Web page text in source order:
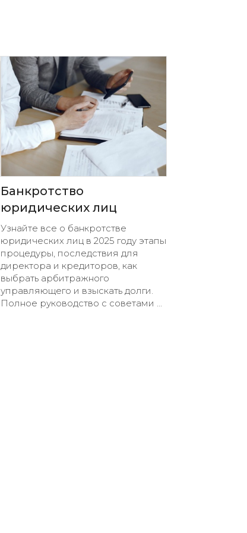
Банкротство
юридических лиц
Узнайте все о банкротстве
юридических лиц в 2025 году этапы
процедуры, последствия для
директора и кредиторов, как
выбрать арбитражного
управляющего и взыскать долги.
Полное руководство с советами ...